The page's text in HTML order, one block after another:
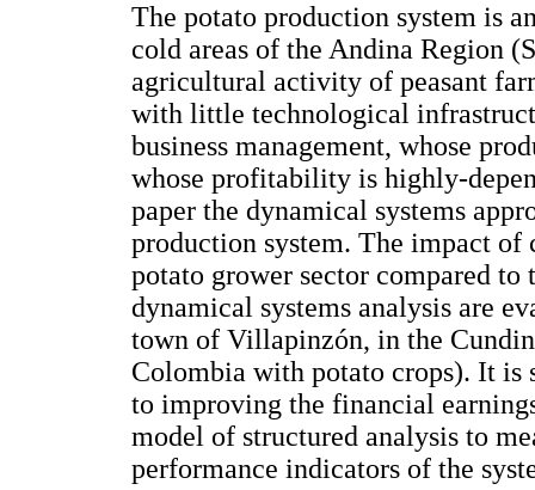
The potato production system is
cold areas of the Andina Region
agricultural activity of peasant
with little technological
business management, whose
whose profitability is highly-
paper the dynamical systems
production system. The impact
potato grower sector compared
dynamical systems analysis are
town of Villapinzón, in the
Colombia with potato crops). It is
to improving the financial
model of structured analysis to
performance indicators of the